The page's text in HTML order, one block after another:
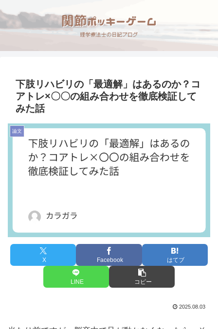
下肢リハビリの「最適解」はあるのか？コ
アトレ×〇〇の組み合わせを徹底検証して
みた話
論文
X Facebook はてブ
LINE コピー
2025.08.03